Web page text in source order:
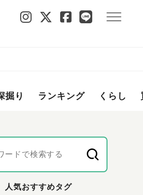
掘り ランキング くらし
人気おすすめタグ